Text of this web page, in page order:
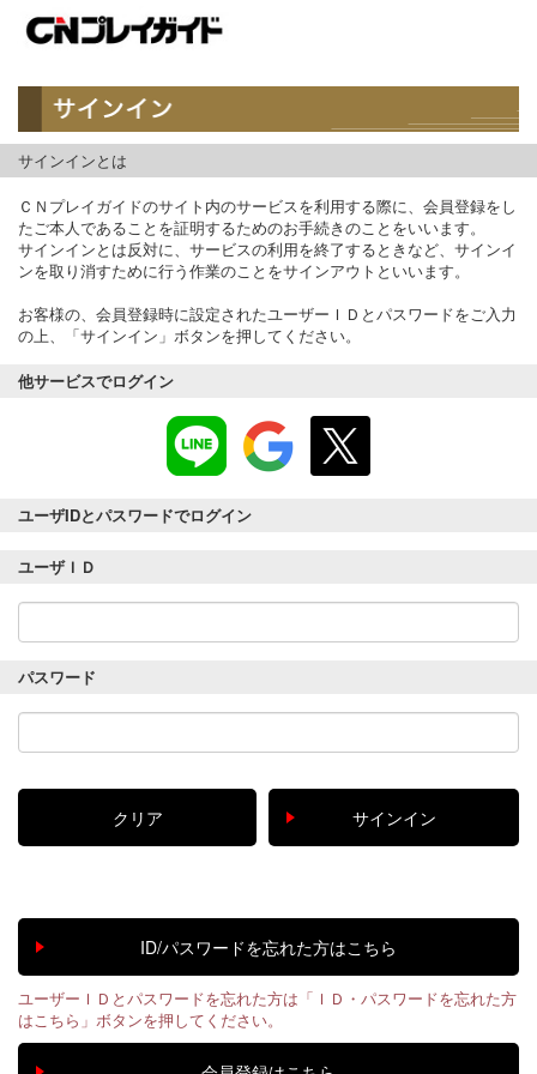
サインインとは
ＣＮプレイガイドのサイト内のサービスを利用する際に、会員登録をし
たご本人であることを証明するためのお手続きのことをいいます。
サインインとは反対に、サービスの利用を終了するときなど、サインイ
ンを取り消すために行う作業のことをサインアウトといいます。
お客様の、会員登録時に設定されたユーザーＩＤとパスワードをご入力
の上、「サインイン」ボタンを押してください。
他サービスでログイン
ユーザIDとパスワードでログイン
ユーザＩＤ
パスワード
ユーザーＩＤとパスワードを忘れた方は「ＩＤ・パスワードを忘れた方
はこちら」ボタンを押してください。